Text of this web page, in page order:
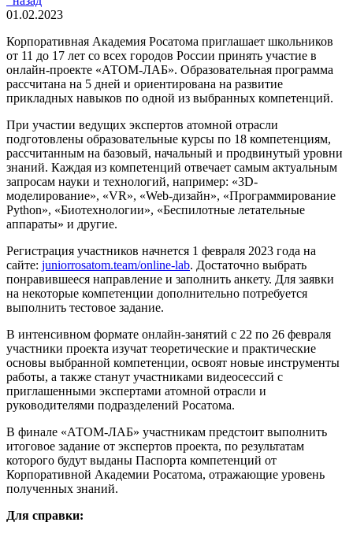
01.02.2023
Корпоративная Академия Росатома приглашает школьников
от 11 до 17 лет со всех городов России принять участие в
онлайн-проекте «АТОМ-ЛАБ». Образовательная программа
рассчитана на 5 дней и ориентирована на развитие
прикладных навыков по одной из выбранных компетенций.
При участии ведущих экспертов атомной отрасли
подготовлены образовательные курсы по 18 компетенциям,
рассчитанным на базовый, начальный и продвинутый уровни
знаний. Каждая из компетенций отвечает самым актуальным
запросам науки и технологий, например: «3D-
моделирование», «VR», «Web-дизайн», «Программирование
Python», «Биотехнологии», «Беспилотные летательные
аппараты» и другие.
Регистрация участников начнется 1 февраля 2023 года на
сайте: juniorrosatom.team/online-lab. Достаточно выбрать
понравившееся направление и заполнить анкету. Для заявки
на некоторые компетенции дополнительно потребуется
выполнить тестовое задание.
В интенсивном формате онлайн-занятий с 22 по 26 февраля
участники проекта изучат теоретические и практические
основы выбранной компетенции, освоят новые инструменты
работы, а также станут участниками видеосессий с
приглашенными экспертами атомной отрасли и
руководителями подразделений Росатома.
В финале «АТОМ-ЛАБ» участникам предстоит выполнить
итоговое задание от экспертов проекта, по результатам
которого будут выданы Паспорта компетенций от
Корпоративной Академии Росатома, отражающие уровень
полученных знаний.
Для справки: